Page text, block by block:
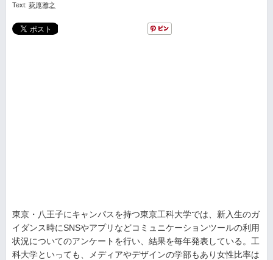
Text: 萩原雅之
東京・八王子にキャンパスを持つ東京工科大学では、新入生のガ
イダンス時にSNSやアプリなどコミュニケーションツールの利用
状況についてのアンケートを行い、結果を毎年発表している。工
科大学といっても、メディアやデザインの学部もあり女性比率は